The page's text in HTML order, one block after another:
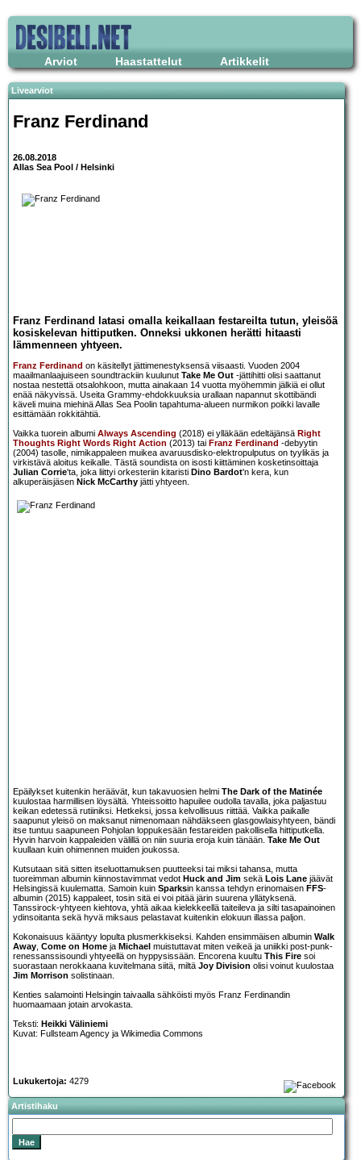
Arviot Haastattelut Artikkelit
Livearviot
Franz Ferdinand
26.08.2018
Allas Sea Pool / Helsinki
Franz Ferdinand latasi omalla keikallaan festareilta tutun, yleisöä
kosiskelevan hittiputken. Onneksi ukkonen herätti hitaasti
lämmenneen yhtyeen.
Franz Ferdinand on käsitellyt jättimenestyksensä viisaasti. Vuoden 2004
maailmanlaajuiseen soundtrackiin kuulunut Take Me Out -jättihitti olisi saattanut
nostaa nestettä otsalohkoon, mutta ainakaan 14 vuotta myöhemmin jälkiä ei ollut
enää näkyvissä. Useita Grammy-ehdokkuuksia urallaan napannut skottibändi
käveli muina miehinä Allas Sea Poolin tapahtuma-alueen nurmikon poikki lavalle
esittämään rokkitähtiä.
Vaikka tuorein albumi Always Ascending (2018) ei ylläkään edeltäjänsä Right
Thoughts Right Words Right Action (2013) tai Franz Ferdinand -debyytin
(2004) tasolle, nimikappaleen muikea avaruusdisko-elektropulputus on tyylikäs ja
virkistävä aloitus keikalle. Tästä soundista on isosti kiittäminen kosketinsoittaja
Julian Corrie'ta, joka liittyi orkesteriin kitaristi Dino Bardot'n kera, kun
alkuperäisjäsen Nick McCarthy jätti yhtyeen.
Epäilykset kuitenkin heräävät, kun takavuosien helmi The Dark of the Matinée
kuulostaa harmillisen löysältä. Yhteissoitto hapuilee oudolla tavalla, joka paljastuu
keikan edetessä rutiiniksi. Hetkeksi, jossa kelvollisuus riittää. Vaikka paikalle
saapunut yleisö on maksanut nimenomaan nähdäkseen glasgowlaisyhtyeen, bändi
itse tuntuu saapuneen Pohjolan loppukesään festareiden pakollisella hittiputkella.
Hyvin harvoin kappaleiden välillä on niin suuria eroja kuin tänään. Take Me Out
kuullaan kuin ohimennen muiden joukossa.
Kutsutaan sitä sitten itseluottamuksen puutteeksi tai miksi tahansa, mutta
tuoreimman albumin kiinnostavimmat vedot Huck and Jim sekä Lois Lane jäävät
Helsingissä kuulematta. Samoin kuin Sparksin kanssa tehdyn erinomaisen FFS-
albumin (2015) kappaleet, tosin sitä ei voi pitää järin suurena yllätyksenä.
Tanssirock-yhtyeen kiehtova, yhtä aikaa kielekkeellä taiteileva ja silti tasapainoinen
ydinsoitanta sekä hyvä miksaus pelastavat kuitenkin elokuun illassa paljon.
Kokonaisuus kääntyy lopulta plusmerkkiseksi. Kahden ensimmäisen albumin Walk
Away, Come on Home ja Michael muistuttavat miten veikeä ja uniikki post-punk-
renessanssisoundi yhtyeellä on hyppysissään. Encorena kuultu This Fire soi
suorastaan nerokkaana kuvitelmana siitä, miltä Joy Division olisi voinut kuulostaa
Jim Morrison solistinaan.
Kenties salamointi Helsingin taivaalla sähköisti myös Franz Ferdinandin
huomaamaan jotain arvokasta.
Teksti: Heikki Väliniemi
Kuvat: Fullsteam Agency ja Wikimedia Commons
Lukukertoja: 4279
Artistihaku